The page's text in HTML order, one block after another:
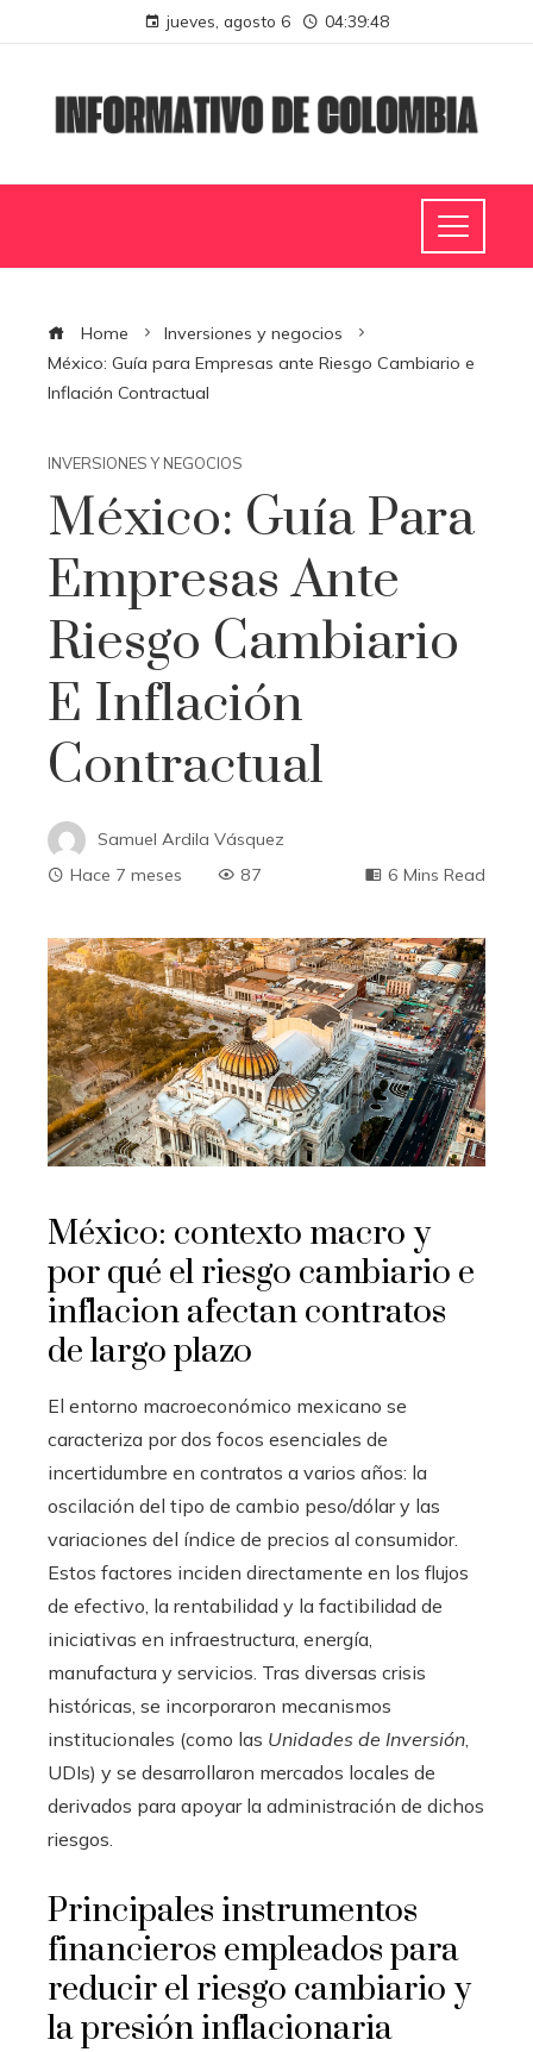
jueves, agosto 6 04:39:48
Home
Inversiones y negocios
México: Guía para Empresas ante Riesgo Cambiario e
Inflación Contractual
INVERSIONES Y NEGOCIOS
México: Guía Para
Empresas Ante
Riesgo Cambiario
E Inflación
Contractual
Samuel Ardila Vásquez
Hace 7 meses
87 6 Mins Read
México: contexto macro y
por qué el riesgo cambiario e
inflacion afectan contratos
de largo plazo
El entorno macroeconómico mexicano se
caracteriza por dos focos esenciales de
incertidumbre en contratos a varios años: la
oscilación del tipo de cambio peso/dólar y las
variaciones del índice de precios al consumidor.
Estos factores inciden directamente en los flujos
de efectivo, la rentabilidad y la factibilidad de
iniciativas en infraestructura, energía,
manufactura y servicios. Tras diversas crisis
históricas, se incorporaron mecanismos
institucionales (como las Unidades de Inversión,
UDIs) y se desarrollaron mercados locales de
derivados para apoyar la administración de dichos
riesgos.
Principales instrumentos
financieros empleados para
reducir el riesgo cambiario y
la presión inflacionaria